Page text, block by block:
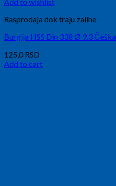
Rasprodaja dok traju zalihe
Burgija HSS Din 338 Ø 9.3 Češka
125,0 RSD
Add to cart